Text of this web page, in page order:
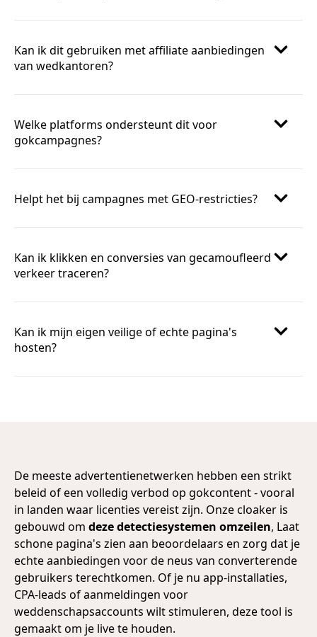
Kan ik dit gebruiken met affiliate aanbiedingen
van wedkantoren?
Welke platforms ondersteunt dit voor
gokcampagnes?
Helpt het bij campagnes met GEO-restricties?
Kan ik klikken en conversies van gecamoufleerd
verkeer traceren?
Kan ik mijn eigen veilige of echte pagina's
hosten?
De meeste advertentienetwerken hebben een strikt
beleid of een volledig verbod op gokcontent - vooral
in landen waar licenties vereist zijn. Onze cloaker is
gebouwd om deze detectiesystemen omzeilen, Laat
schone pagina's zien aan beoordelaars en zorg dat je
echte aanbiedingen voor de neus van converterende
gebruikers terechtkomen. Of je nu app-installaties,
CPA-leads of aanmeldingen voor
weddenschapsaccounts wilt stimuleren, deze tool is
gemaakt om je live te houden.